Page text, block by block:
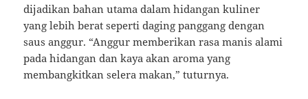
dijadikan bahan utama dalam hidangan kuliner
yang lebih berat seperti daging panggang dengan
saus anggur. “Anggur memberikan rasa manis alami
pada hidangan dan kaya akan aroma yang
membangkitkan selera makan,” tuturnya.